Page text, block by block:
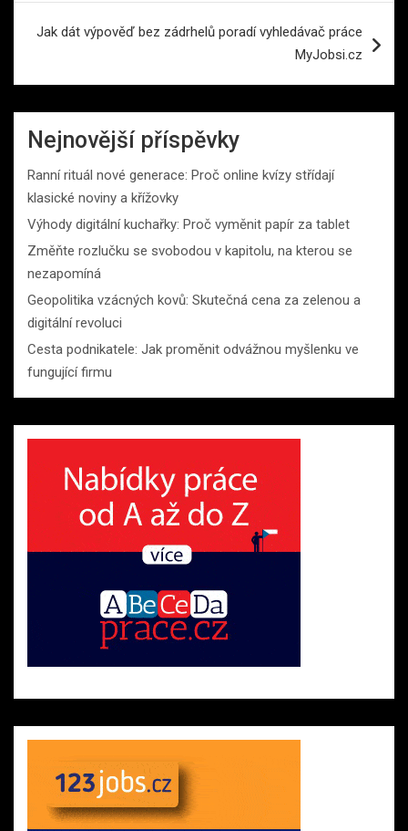
Jak dát výpověď bez zádrhelů poradí vyhledávač práce
MyJobsi.cz
Nejnovější příspěvky
Ranní rituál nové generace: Proč online kvízy střídají
klasické noviny a křížovky
Výhody digitální kuchařky: Proč vyměnit papír za tablet
Změňte rozlučku se svobodou v kapitolu, na kterou se
nezapomíná
Geopolitika vzácných kovů: Skutečná cena za zelenou a
digitální revoluci
Cesta podnikatele: Jak proměnit odvážnou myšlenku ve
fungující firmu